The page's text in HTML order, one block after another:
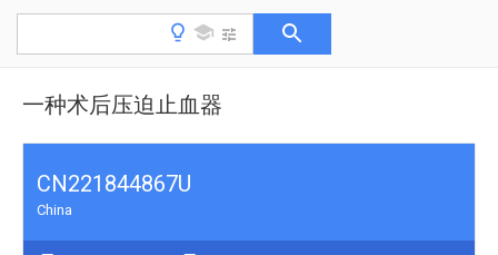
一种术后压迫止血器
CN221844867U
China